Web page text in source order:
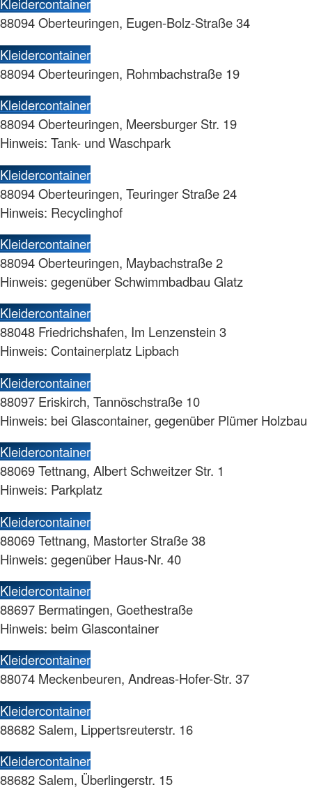
Kleidercontainer
88094 Oberteuringen, Eugen-Bolz-Straße 34
Kleidercontainer
88094 Oberteuringen, Rohmbachstraße 19
Kleidercontainer
88094 Oberteuringen, Meersburger Str. 19
Hinweis: Tank- und Waschpark
Kleidercontainer
88094 Oberteuringen, Teuringer Straße 24
Hinweis: Recyclinghof
Kleidercontainer
88094 Oberteuringen, Maybachstraße 2
Hinweis: gegenüber Schwimmbadbau Glatz
Kleidercontainer
88048 Friedrichshafen, Im Lenzenstein 3
Hinweis: Containerplatz Lipbach
Kleidercontainer
88097 Eriskirch, Tannöschstraße 10
Hinweis: bei Glascontainer, gegenüber Plümer Holzbau
Kleidercontainer
88069 Tettnang, Albert Schweitzer Str. 1
Hinweis: Parkplatz
Kleidercontainer
88069 Tettnang, Mastorter Straße 38
Hinweis: gegenüber Haus-Nr. 40
Kleidercontainer
88697 Bermatingen, Goethestraße
Hinweis: beim Glascontainer
Kleidercontainer
88074 Meckenbeuren, Andreas-Hofer-Str. 37
Kleidercontainer
88682 Salem, Lippertsreuterstr. 16
Kleidercontainer
88682 Salem, Überlingerstr. 15